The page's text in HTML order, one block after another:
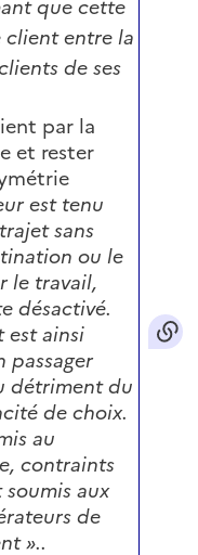
que cette
client entre la
de ses
par la
et rester
est tenu
sans
ou le
le travail,
désactivé.
est ainsi
détriment du
de choix.
au
contraints
aux
de
»..